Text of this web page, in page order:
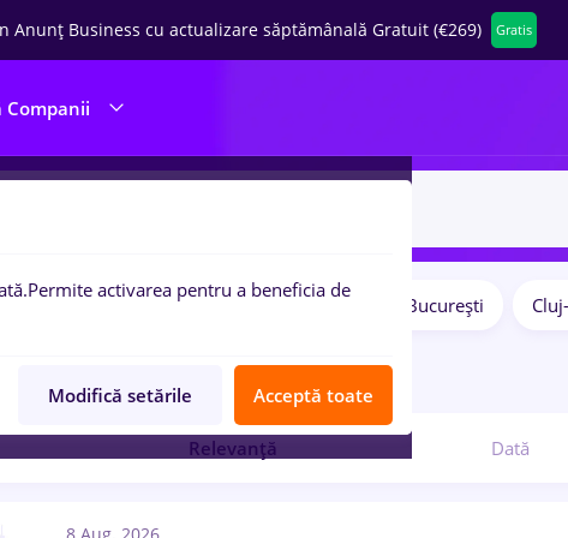
Anunț Business cu actualizare săptămânală Gratuit (€269) Gratis
Companii
București
locuri de munca
Relevanță Dată
Permite activarea pentru a beneficia de
Modifică setările Acceptă toate